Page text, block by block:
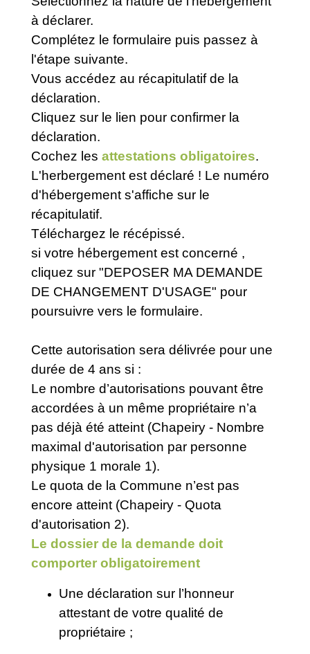
à déclarer.
Complétez le formulaire puis passez à
l'étape suivante.
Vous accédez au récapitulatif de la
déclaration.
Cliquez sur le lien pour confirmer la
déclaration.
Cochez les attestations obligatoires.
L'herbergement est déclaré ! Le numéro
d'hébergement s'affiche sur le
récapitulatif.
Téléchargez le récépissé.
si votre hébergement est concerné ,
cliquez sur "DEPOSER MA DEMANDE
DE CHANGEMENT D'USAGE" pour
poursuivre vers le formulaire.
Cette autorisation sera délivrée pour une
durée de 4 ans si :
Le nombre d’autorisations pouvant être
accordées à un même propriétaire n’a
pas déjà été atteint (Chapeiry - Nombre
maximal d'autorisation par personne
physique 1 morale 1).
Le quota de la Commune n’est pas
encore atteint (Chapeiry - Quota
d'autorisation 2).
Le dossier de la demande doit
comporter obligatoirement
Une déclaration sur l’honneur
attestant de votre qualité de
propriétaire ;